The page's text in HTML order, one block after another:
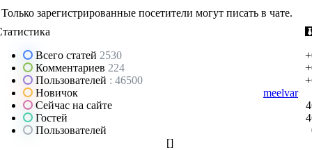
Только зарегистрированные посетители могут писать в чате.
Всего статей 2530
Комментариев 224
Пользователей : 46500
Новичок
meelvar
Сейчас на сайте
Гостей
Пользователей
[]